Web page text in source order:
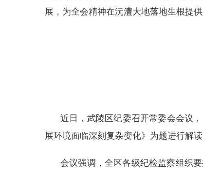
展，为全会精神在沅澧大地落地生根提供
近日，武陵区纪委召开常委会会议
展环境面临深刻复杂变化》为题进行解
会议强调，全区各级纪检监察组织